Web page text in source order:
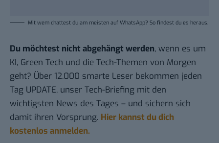
Mit wem chattest du am meisten auf WhatsApp? So findest du es heraus.
Du möchtest nicht abgehängt werden, wenn es um
KI, Green Tech und die Tech-Themen von Morgen
geht? Über 12.000 smarte Leser bekommen jeden
Tag UPDATE, unser Tech-Briefing mit den
wichtigsten News des Tages – und sichern sich
damit ihren Vorsprung. Hier kannst du dich
kostenlos anmelden.